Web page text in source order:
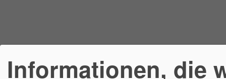
Informationen, die